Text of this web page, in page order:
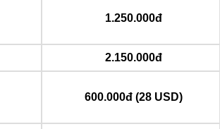
1.250.000đ
2.150.000đ
600.000đ (28 USD)